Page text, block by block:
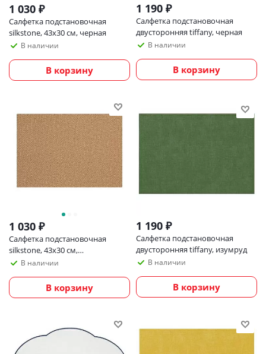
1 030 ₽
Салфетка подстановочная
silkstone, 43х30 см, черная
В наличии
В корзину
1 190 ₽
Салфетка подстановочная
двусторонняя tiffany, черная
В наличии
В корзину
1 030 ₽
Салфетка подстановочная
silkstone, 43х30 см,
терракотовая
В наличии
В корзину
1 190 ₽
Салфетка подстановочная
двусторонняя tiffany, изумруд
В наличии
В корзину